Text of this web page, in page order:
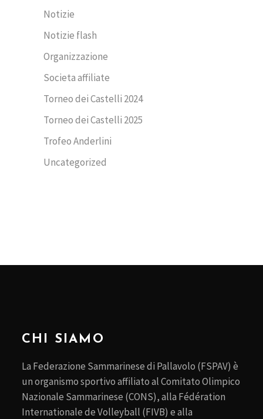
Notizie
Notizie flash
Organizzazione
Societa affiliate
Torneo dei Castelli 2024
Torneo dei Castelli 2025
Trofeo Anderlini
Uncategorized
CHI SIAMO
La Federazione Sammarinese di Pallavolo (FSPAV) è
un organismo sportivo affiliato al Comitato Olimpico
Nazionale Sammarinese (CONS), alla Fédération
Internationale de Volleyball (FIVB) e alla